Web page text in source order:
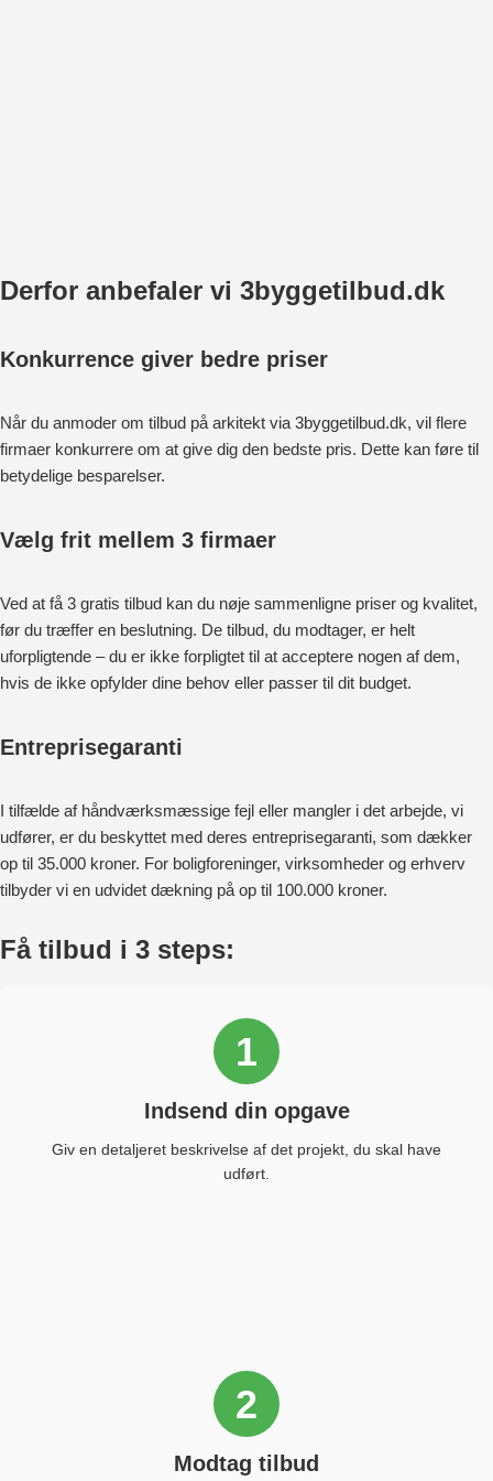
Derfor anbefaler vi 3byggetilbud.dk
Konkurrence giver bedre priser
Når du anmoder om tilbud på arkitekt via 3byggetilbud.dk, vil flere
firmaer konkurrere om at give dig den bedste pris. Dette kan føre til
betydelige besparelser.
Vælg frit mellem 3 firmaer
Ved at få 3 gratis tilbud kan du nøje sammenligne priser og kvalitet,
før du træffer en beslutning. De tilbud, du modtager, er helt
uforpligtende – du er ikke forpligtet til at acceptere nogen af dem,
hvis de ikke opfylder dine behov eller passer til dit budget.
Entreprisegaranti
I tilfælde af håndværksmæssige fejl eller mangler i det arbejde, vi
udfører, er du beskyttet med deres entreprisegaranti, som dækker
op til 35.000 kroner. For boligforeninger, virksomheder og erhverv
tilbyder vi en udvidet dækning på op til 100.000 kroner.
Få tilbud i 3 steps:
1
Indsend din opgave
Giv en detaljeret beskrivelse af det projekt, du skal have
udført.
2
Modtag tilbud